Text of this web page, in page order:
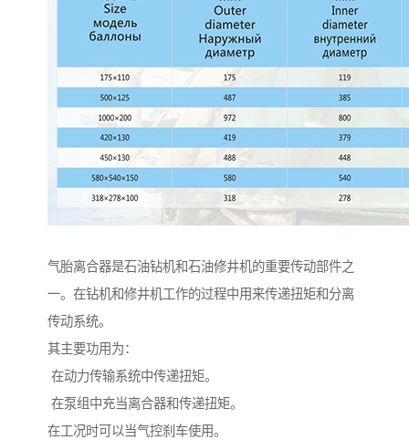
气胎离合器是石油钻机和石油修井机的重要传动部件之
一。在钻机和修井机工作的过程中用来传递扭矩和分离
传动系统。
其主要功用为：
在动力传输系统中传递扭矩。
在泵组中充当离合器和传递扭矩。
在工况时可以当气控刹车使用。